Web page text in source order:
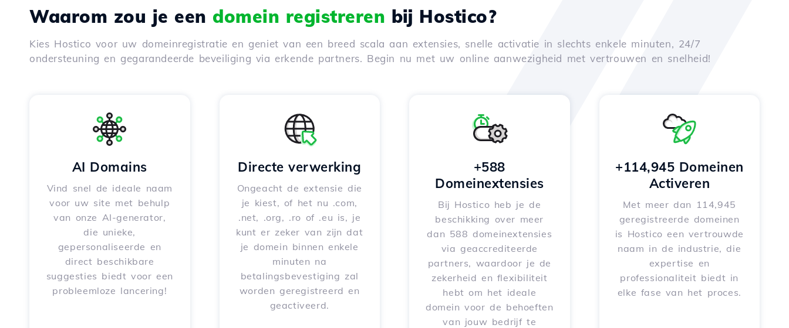
Waarom zou je een domein registreren bij Hostico?
Kies Hostico voor uw domeinregistratie en geniet van een breed scala aan extensies, snelle activatie in slechts enkele minuten, 24/7
ondersteuning en gegarandeerde beveiliging via erkende partners. Begin nu met uw online aanwezigheid met vertrouwen en snelheid!
AI Domains
Vind snel de ideale naam
voor uw site met behulp
van onze AI-generator,
die unieke,
gepersonaliseerde en
direct beschikbare
suggesties biedt voor een
probleemloze lancering!
Directe verwerking
Ongeacht de extensie die
je kiest, of het nu .com,
.net, .org, .ro of .eu is, je
kunt er zeker van zijn dat
je domein binnen enkele
minuten na
betalingsbevestiging zal
worden geregistreerd en
geactiveerd.
+588
Domeinextensies
Bij Hostico heb je de
beschikking over meer
dan 588 domeinextensies
via geaccrediteerde
partners, waardoor je de
zekerheid en flexibiliteit
hebt om het ideale
domein voor de behoeften
van jouw bedrijf te
+114,945 Domeinen
Activeren
Met meer dan 114,945
geregistreerde domeinen
is Hostico een vertrouwde
naam in de industrie, die
expertise en
professionaliteit biedt in
elke fase van het proces.